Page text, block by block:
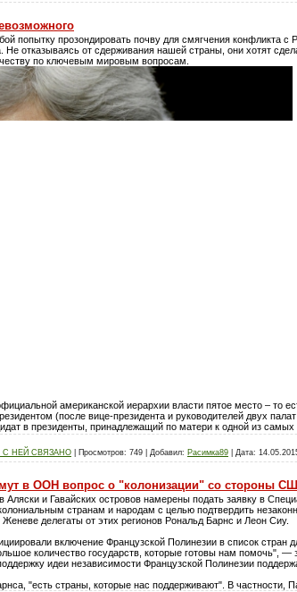
попытку прозондировать почву для смягчения конфликта
Не отказываясь от сдерживания нашей страны, они хотят
по ключевым мировым вопросам.
американской иерархии власти пятое место – то
(после вице-президента и руководителей двух
в президенты, принадлежащий по матери к одной из самых
С НЕЙ СВЯЗАНО Просмотров: 749 Добавил: Расимка89 Дата:
в ООН вопрос о "колонизации" со стороны
Аляски и Гавайских островов намерены подать заявку в
странам и народам с целью подтвердить
делегаты от этих регионов Рональд Барнс и Леон Сиу.
включение Французской Полинезии в список стран
количество государств, которые готовы нам помочь",
идеи независимости Французской Полинезии
"есть страны, которые нас поддерживают". В частности,